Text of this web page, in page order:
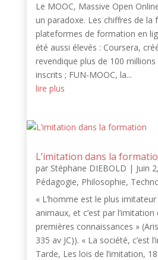
Le MOOC, Massive Open
un paradoxe. Les chiffres de la
plateformes de formation en
été aussi élevés : Coursera,
revendique plus de 100 millions
inscrits ; FUN-MOOC, la...
lire plus
L’imitation dans la
par Stéphane DIEBOLD | Juin
Pédagogie, Philosophie,
« L’homme est le plus
animaux, et c’est par l’imitation
premières connaissances »
335 av JC)). « La société, c’est
Tarde, Les lois de l’imitation,